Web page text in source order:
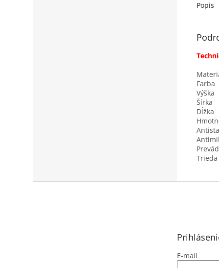
Popis
Farba
Výška
Šírka
Dĺžka
E-mail